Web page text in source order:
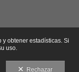
obtener estadísticas. Si
uso.
Rechazar